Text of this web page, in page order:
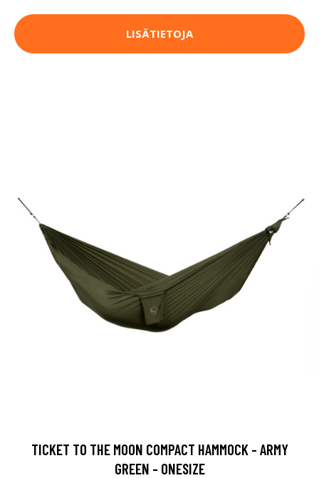
LISÄTIETOJA
TICKET TO THE MOON COMPACT HAMMOCK - ARMY
GREEN - ONESIZE